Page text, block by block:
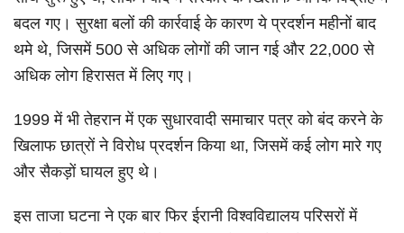
बदल गए। सुरक्षा बलों की कार्रवाई के कारण ये प्रदर्शन महीनों बाद
थमे थे, जिसमें 500 से अधिक लोगों की जान गई और 22,000 से
अधिक लोग हिरासत में लिए गए।
1999 में भी तेहरान में एक सुधारवादी समाचार पत्र को बंद करने के
खिलाफ छात्रों ने विरोध प्रदर्शन किया था, जिसमें कई लोग मारे गए
और सैकड़ों घायल हुए थे।
इस ताजा घटना ने एक बार फिर ईरानी विश्वविद्यालय परिसरों में